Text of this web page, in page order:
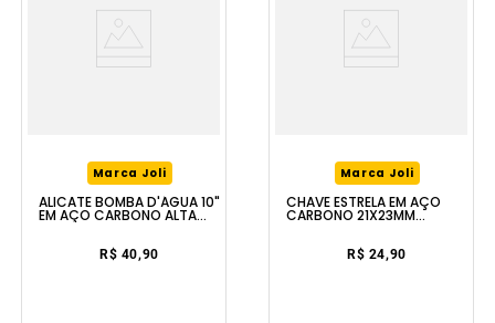
Marca Joli
ALICATE BOMBA D'ÁGUA 10"
EM AÇO CARBONO ALTA
DURABILIDADE FERRAPLUS
R$ 40,90
Marca Joli
CHAVE ESTRELA EM AÇO
CARBONO 21X23MM
R$ 24,90